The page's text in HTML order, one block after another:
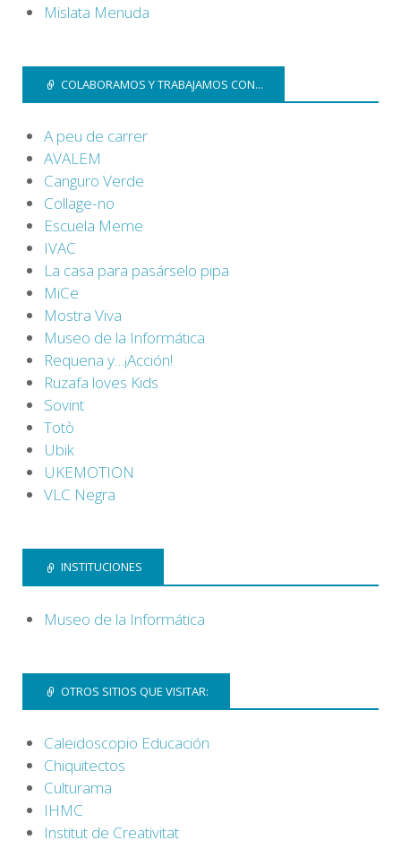
Mislata Menuda
COLABORAMOS Y TRABAJAMOS CON...
A peu de carrer
AVALEM
Canguro Verde
Collage-no
Escuela Meme
IVAC
La casa para pasárselo pipa
MiCe
Mostra Viva
Museo de la Informática
Requena y…¡Acción!
Ruzafa loves Kids
Sovint
Totò
Ubik
UKEMOTION
VLC Negra
INSTITUCIONES
Museo de la Informática
OTROS SITIOS QUE VISITAR:
Caleidoscopio Educación
Chiquitectos
Culturama
IHMC
Institut de Creativitat